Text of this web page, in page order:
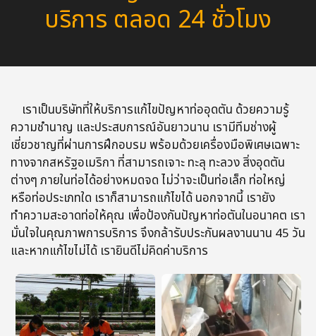
บริการ ตลอด 24 ชั่วโมง
เราเป็นบริษัทที่ให้บริการแก้ไขปัญหาท่ออุดตัน ด้วยความรู้
ความชำนาญ และประสบการณ์อันยาวนาน เรามีทีมช่างผู้
เชี่ยวชาญที่ผ่านการฝึกอบรม พร้อมด้วยเครื่องมือพิเศษเฉพาะ
ทางจากสหรัฐอเมริกา ที่สามารถเจาะ ทะลุ ทะลวง สิ่งอุดตัน
ต่างๆ ภายในท่อได้อย่างหมดจด ไม่ว่าจะเป็นท่อเล็ก ท่อใหญ่
หรือท่อประเภทใด เราก็สามารถแก้ไขได้ นอกจากนี้ เรายัง
ทำความสะอาดท่อให้คุณ เพื่อป้องกันปัญหาท่อตันในอนาคต เรา
มั่นใจในคุณภาพการบริการ จึงกล้ารับประกันผลงานนาน 45 วัน
และหากแก้ไขไม่ได้ เรายินดีไม่คิดค่าบริการ